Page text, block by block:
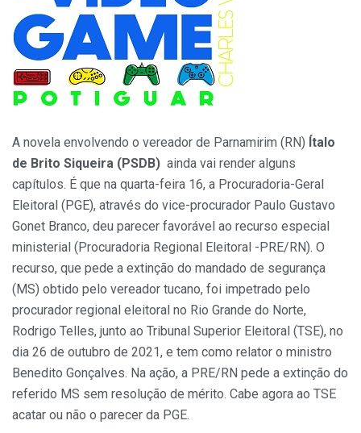
A novela envolvendo o vereador de Parnamirim (RN) Ítalo
de Brito Siqueira (PSDB) ainda vai render alguns
capítulos. É que na quarta-feira 16, a Procuradoria-Geral
Eleitoral (PGE), através do vice-procurador Paulo Gustavo
Gonet Branco, deu parecer favorável ao recurso especial
ministerial (Procuradoria Regional Eleitoral -PRE/RN). O
recurso, que pede a extinção do mandado de segurança
(MS) obtido pelo vereador tucano, foi impetrado pelo
procurador regional eleitoral no Rio Grande do Norte,
Rodrigo Telles, junto ao Tribunal Superior Eleitoral (TSE), no
dia 26 de outubro de 2021, e tem como relator o ministro
Benedito Gonçalves. Na ação, a PRE/RN pede a extinção do
referido MS sem resolução de mérito. Cabe agora ao TSE
acatar ou não o parecer da PGE.